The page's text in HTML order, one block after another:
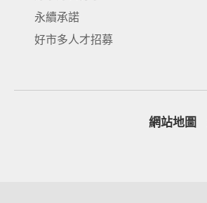
永續承諾
好市多人才招募
網站地圖